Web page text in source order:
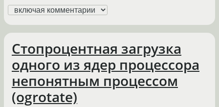
Стопроцентная загрузка
одного из ядер процессора
непонятным процессом
(ogrotate)